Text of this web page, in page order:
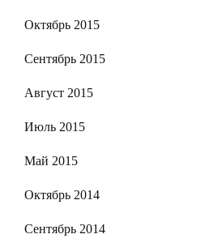
Октябрь 2015
Сентябрь 2015
Август 2015
Июль 2015
Май 2015
Октябрь 2014
Сентябрь 2014